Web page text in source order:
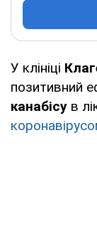
У клініці
позитивний
канабісу в